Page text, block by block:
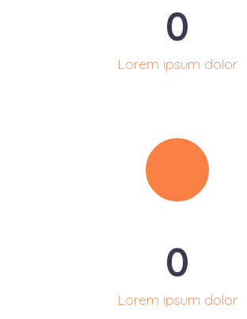
0
Lorem ipsum dolor
0
Lorem ipsum dolor